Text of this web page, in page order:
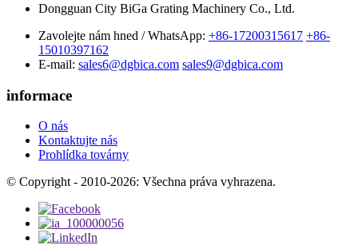
Dongguan City BiGa Grating Machinery Co., Ltd.
Zavolejte nám hned / WhatsApp: +86-17200315617 +86-
15010397162
E-mail: sales6@dgbica.com sales9@dgbica.com
informace
O nás
Kontaktujte nás
Prohlídka továrny
© Copyright - 2010-2026: Všechna práva vyhrazena.